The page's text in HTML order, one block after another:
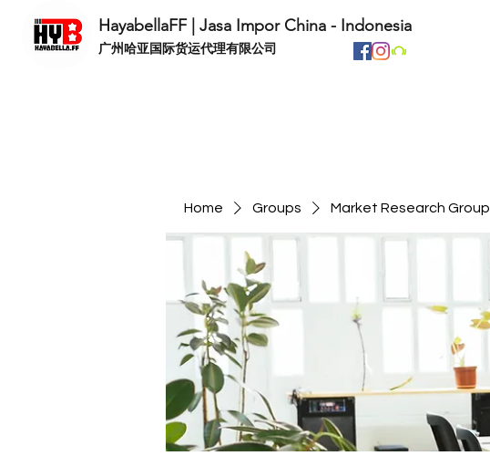
HayabellaFF | Jasa Impor China - Indonesia
​广州哈亚国际货运代理有限公司
Home Groups Market Research Group